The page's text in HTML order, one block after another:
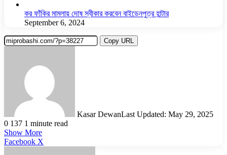
কর ফাঁকির মামলায় দোষ স্বীকার করবেন বাইডেনপুত্র হান্টার
September 6, 2024
Copy URL
Kasar DewanLast Updated: May 29, 2025
0 137 1 minute read
Show More
Facebook X